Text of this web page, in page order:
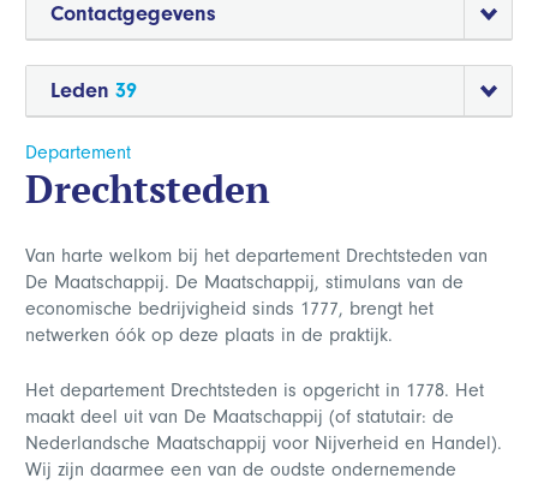
Contactgegevens
Leden 39
Departement
Drechtsteden
Van harte welkom bij het departement Drechtsteden van
De Maatschappij. De Maatschappij, stimulans van de
economische bedrijvigheid sinds 1777, brengt het
netwerken óók op deze plaats in de praktijk.
Het departement Drechtsteden is opgericht in 1778. Het
maakt deel uit van De Maatschappij (of statutair: de
Nederlandsche Maatschappij voor Nijverheid en Handel).
Wij zijn daarmee een van de oudste ondernemende